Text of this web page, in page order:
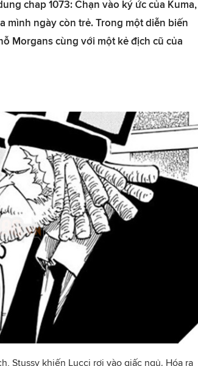
chap 1073: Chạn vào ký ức của Kuma,
mình ngày còn trẻ. Trong một diễn biến
Morgans cùng với một kẻ địch cũ của
Stussy khiến Lucci rơi vào giấc ngủ. Hóa ra